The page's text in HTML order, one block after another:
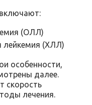
(ОЛЛ)
лейкемия (ХЛЛ)
особенности,
далее.
скорость
лечения.